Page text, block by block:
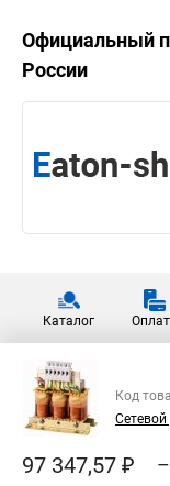
Официальный
России
Каталог
Код
Сетевой
97 347,57 ₽ –